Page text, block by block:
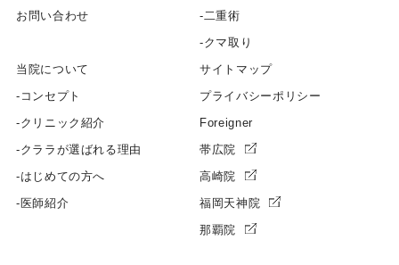
お問い合わせ
当院について
コンセプト
クリニック紹介
クララが選ばれる理由
はじめての方へ
医師紹介
二重術
クマ取り
サイトマップ
プライバシーポリシー
Foreigner
帯広院
高崎院
福岡天神院
那覇院